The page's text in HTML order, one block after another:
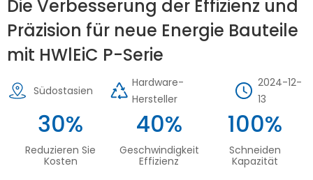
Die Verbesserung der Effizienz und
Präzision für neue Energie Bauteile
mit HWlEiC P-Serie
Südostasien
Hardware-
Hersteller
2024-12-
13
30%
Reduzieren Sie
Kosten
40%
Geschwindigkeit
Effizienz
100%
Schneiden
Kapazität